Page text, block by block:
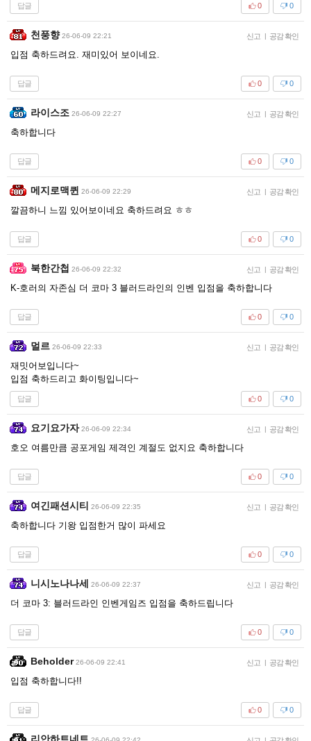
답글 0
0
천풍향 26-06-09 22:21 신고 | 공감 확인
입점 축하드려요. 재미있어 보이네요.
답글 0
0
라이스조 26-06-09 22:27 신고 | 공감 확인
축하합니다
답글 0
0
메지로맥퀸 26-06-09 22:29 신고 | 공감 확인
깔끔하니 느낌 있어보이네요 축하드려요 ㅎㅎ
답글 0
0
북한간첩 26-06-09 22:32 신고 | 공감 확인
K-호러의 자존심 더 코마 3 블러드라인의 인벤 입점을 축하합니다
답글 0
0
멀르 26-06-09 22:33 신고 | 공감 확인
재밋어보입니다~
입점 축하드리고 화이팅입니다~
답글 0
0
요기요가자 26-06-09 22:34 신고 | 공감 확인
호오 여름만큼 공포게임 제격인 계절도 없지요 축하합니다
답글 0
0
여긴패션시티 26-06-09 22:35 신고 | 공감 확인
축하합니다 기왕 입점한거 많이 파세요
답글 0
0
니시노나나세 26-06-09 22:37 신고 | 공감 확인
더 코마 3: 블러드라인 인벤게임즈 입점을 축하드립니다
답글 0
0
Beholder 26-06-09 22:41 신고 | 공감 확인
입점 축하합니다!!
답글 0
0